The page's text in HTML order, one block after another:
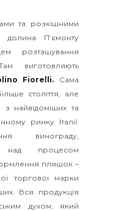
та розкішними
долина П’ємонту
розташування
виготовляють
Fiorelli. Сама
століття, але
з найвідоміших та
ринку Італії.
винограду,
над процесом
пляшок –
торгової марки
Вся продукція
духом, який